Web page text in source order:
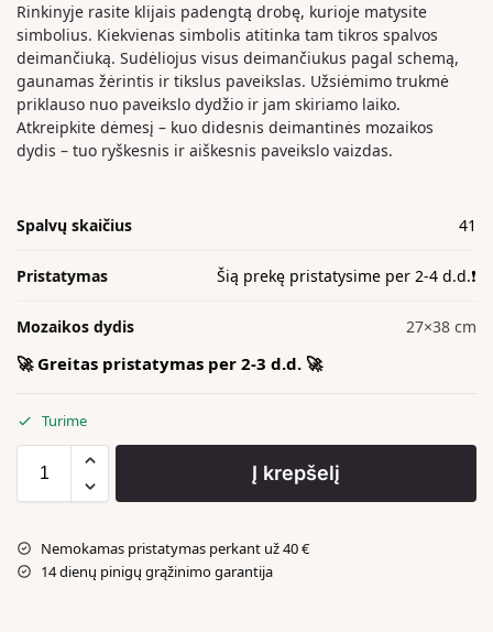
Rinkinyje rasite klijais padengtą drobę, kurioje matysite
simbolius. Kiekvienas simbolis atitinka tam tikros spalvos
deimančiuką. Sudėliojus visus deimančiukus pagal schemą,
gaunamas žėrintis ir tikslus paveikslas. Užsiėmimo trukmė
priklauso nuo paveikslo dydžio ir jam skiriamo laiko.
Atkreipkite dėmesį – kuo didesnis deimantinės mozaikos
dydis – tuo ryškesnis ir aiškesnis paveikslo vaizdas.
Spalvų skaičius 41
Pristatymas Šią prekę pristatysime per 2-4 d.d.❗️
Mozaikos dydis 27×38 cm
🚀 Greitas pristatymas per 2-3 d.d. 🚀
Turime
Į krepšelį
Nemokamas pristatymas perkant už 40 €
14 dienų pinigų grąžinimo garantija